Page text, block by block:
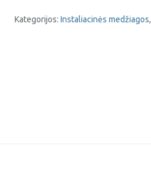
įžeminimo
Kategorijos: Instaliacinės medžiagos,